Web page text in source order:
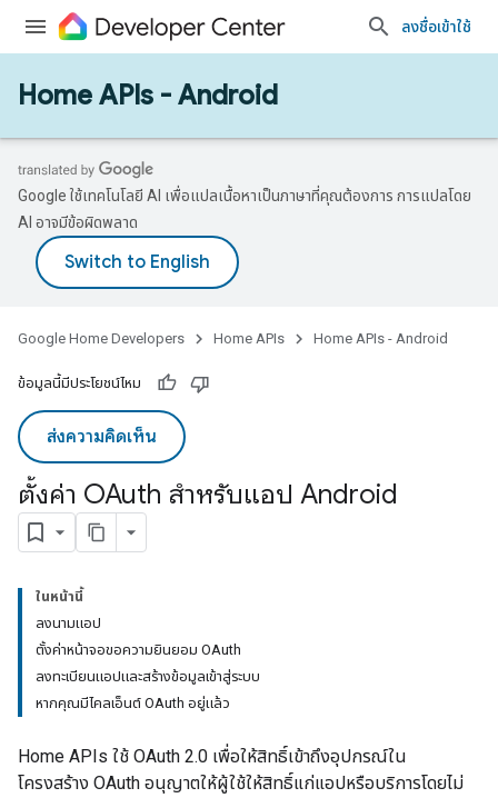
ลงชื่อเข้าใช้
Home APIs - Android
Google ใช้เทคโนโลยี AI เพื่อแปลเนื้อหาเป็นภาษาที่คุณต้องการ การแปลโดย
AI อาจมีข้อผิดพลาด
Google Home Developers Home APIs Home APIs - Android
ข้อมูลนี้มีประโยชน์ไหม
ส่งความคิดเห็น
ตั้งค่า OAuth สําหรับแอป Android
ในหน้านี้
ลงนามแอป
ตั้งค่าหน้าจอขอความยินยอม OAuth
ลงทะเบียนแอปและสร้างข้อมูลเข้าสู่ระบบ
หากคุณมีไคลเอ็นต์ OAuth อยู่แล้ว
Home APIs ใช้ OAuth 2.0 เพื่อให้สิทธิ์เข้าถึงอุปกรณ์ใน
โครงสร้าง OAuth อนุญาตให้ผู้ใช้ให้สิทธิ์แก่แอปหรือบริการโดยไม่